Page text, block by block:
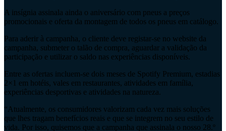
A insígnia assinala ainda o aniversário com pneus a preços
promocionais e oferta da montagem de todos os pneus em catálogo.
Para aderir à campanha, o cliente deve registar-se no website da
campanha, submeter o talão de compra, aguardar a validação da
participação e utilizar o saldo nas experiências disponíveis.
Entre as ofertas incluem-se dois meses de Spotify Premium, estadias
2×1 em hotéis, vales em restaurantes, atividades em família,
experiências desportivas e atividades na natureza.
“Atualmente, os consumidores valorizam cada vez mais soluções
que lhes tragam benefícios reais e que se integrem no seu estilo de
vida. Por isso, quisemos que a campanha que assinala o nosso 28.º